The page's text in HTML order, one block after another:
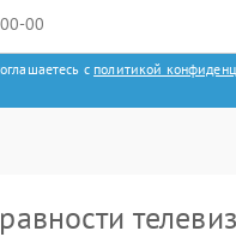
с политикой